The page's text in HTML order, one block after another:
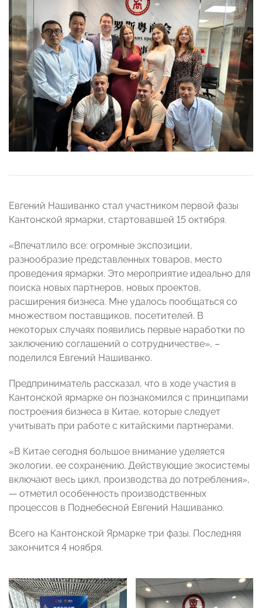
Евгений Нашиванко стал участником первой фазы
Кантонской ярмарки, стартовавшей 15 октября.
«Впечатлило все: огромные экспозиции,
разнообразие представленных товаров, место
проведения ярмарки. Это мероприятие идеально для
поиска новых партнеров, новых проектов,
расширения бизнеса. Мне удалось пообщаться со
множеством поставщиков, посетителей. В
некоторых случаях появились первые наработки по
заключению соглашений о сотрудничестве», –
поделился Евгений Нашиванко.
Предприниматель рассказал, что в ходе участия в
Кантонской ярмарке он познакомился с принципами
построения бизнеса в Китае, которые следует
учитывать при работе с китайскими партнерами.
«В Китае сегодня большое внимание уделяется
экологии, ее сохранению. Действующие экосистемы
включают весь цикл, производства до потребления»,
— отметил особенность производственных
процессов в Поднебесной Евгений Нашиванко.
Всего на Кантонской Ярмарке три фазы. Последняя
закончится 4 ноября.